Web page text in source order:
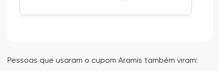
Pessoas que usaram o cupom Aramis também viram: